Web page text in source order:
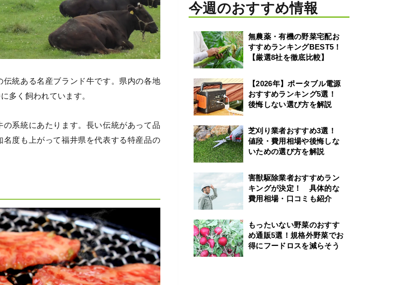
統ある名産ブランド牛です。県内の各地
多く飼われています。
系統にあたります。長い伝統があって品
度も上がって福井県を代表する特産品の
今週のおすすめ情報
無農薬・有機の野菜宅配お
すすめランキングBEST5！
【厳選8社を徹底比較】
【2026年】ポータブル電源
おすすめランキング5選！
後悔しない選び方を解説
芝刈り業者おすすめ3選！
値段・費用相場や後悔しな
いための選び方を解説
害獣駆除業者おすすめラン
キングが決定！ 具体的な
費用相場・口コミも紹介
もったいない野菜のおすす
め通販5選！規格外野菜でお
得にフードロスを減らそう